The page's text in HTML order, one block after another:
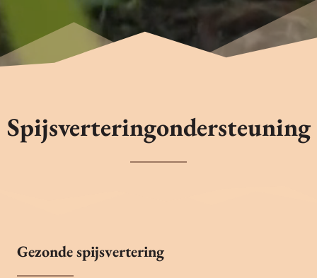
Spijsverteringondersteuning
Gezonde spijsvertering